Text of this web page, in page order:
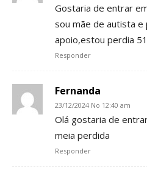
Gostaria de entrar
sou mãe de autista
apoio,estou perdia
Responder
Fernanda
23/12/2024 No 12:40 am
Olá gostaria de
meia perdida
Responder